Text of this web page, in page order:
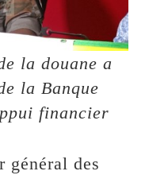
la douane a
la Banque
financier
général des